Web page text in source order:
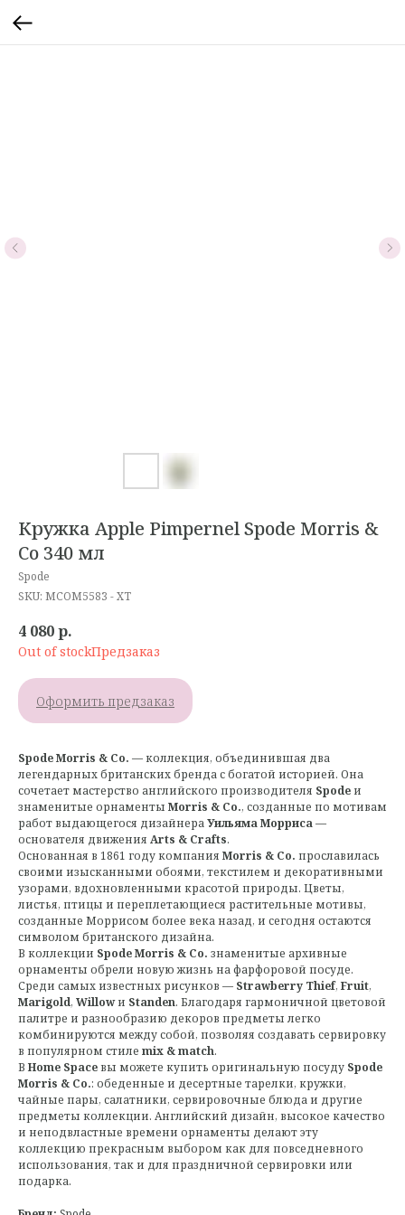
Кружка Apple Pimpernel Spode Morris &
Co 340 мл
Spode
SKU: MCOM5583 - XT
4 080р.
Out of stock
Оформить предзаказ
Spode Morris & Co. — коллекция, объединившая два
легендарных британских бренда с богатой историей. Она
сочетает мастерство английского производителя Spode и
знаменитые орнаменты Morris & Co., созданные по мотивам
работ выдающегося дизайнераУильяма Морриса—
основателя движения Arts & Crafts.
Основанная в 1861 году компания Morris & Co. прославилась
своими изысканными обоями, текстилем и декоративными
узорами, вдохновленными красотой природы. Цветы,
листья, птицы и переплетающиеся растительные мотивы,
созданные Моррисом более века назад, и сегодня остаются
символом британского дизайна.
В коллекции Spode Morris & Co. знаменитые архивные
орнаменты обрели новую жизнь на фарфоровой посуде.
Среди самых известных рисунков — Strawberry Thief, Fruit,
Marigold, Willowи Standen. Благодаря гармоничной цветовой
палитре и разнообразию декоров предметы легко
комбинируются между собой, позволяя создавать сервировку
в популярном стиле mix & match.
В Home Space вы можете купить оригинальную посуду Spode
Morris & Co.: обеденные и десертные тарелки, кружки,
чайные пары, салатники, сервировочные блюда и другие
предметы коллекции. Английский дизайн, высокое качество
и неподвластные времени орнаменты делают эту
коллекцию прекрасным выбором как для повседневного
использования, так и для праздничной сервировки или
подарка.